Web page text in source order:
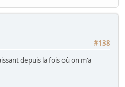
#138
depuis la fois où on m'a